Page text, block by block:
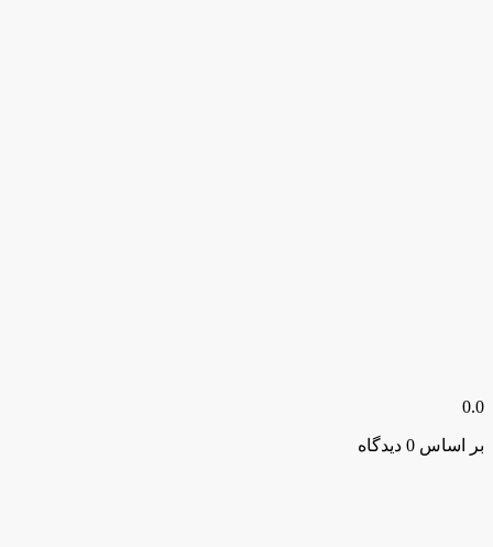
0.0
بر اساس 0 دیدگاه